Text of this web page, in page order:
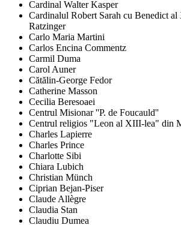
Cardinal Walter Kasper
Cardinalul Robert Sarah cu Benedict
Ratzinger
Carlo Maria Martini
Carlos Encina Commentz
Carmil Duma
Carol Auner
Cătălin-George Fedor
Catherine Masson
Cecilia Beresoaei
Centrul Misionar ''P. de Foucauld''
Centrul religios "Leon al XIII-lea" din
Charles Lapierre
Charles Prince
Charlotte Sibi
Chiara Lubich
Christian Münch
Ciprian Bejan-Piser
Claude Allègre
Claudia Stan
Claudiu Dumea